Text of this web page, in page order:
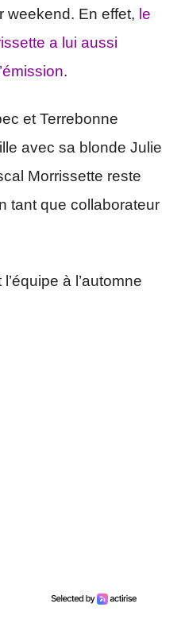
weekend. En effet, le
a lui aussi
.
et Terrebonne
avec sa blonde Julie
Morrissette reste
tant que collaborateur
à l’automne